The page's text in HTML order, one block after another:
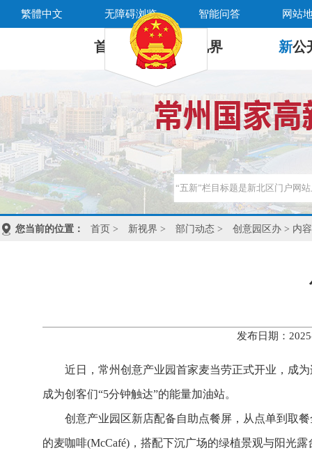
繁體中文 无障碍浏览 智能问答 网站
首 页 新 视界 新公
您当前的位置： 首页 > 新视界 > 部门动态 > 创意园区办 > 内容
发布日期：
近日，常州创意产业园首家麦当劳正式开业，成
成为创客们“5分钟触达”的能量加油站。
创意产业园区新店配备自助点餐屏，从点单到取
的麦咖啡(McCafé)，搭配下沉广场的绿植景观与阳光